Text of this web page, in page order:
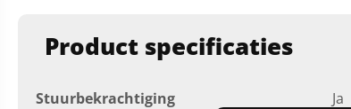
Product specificaties
Stuurbekrachtiging Ja